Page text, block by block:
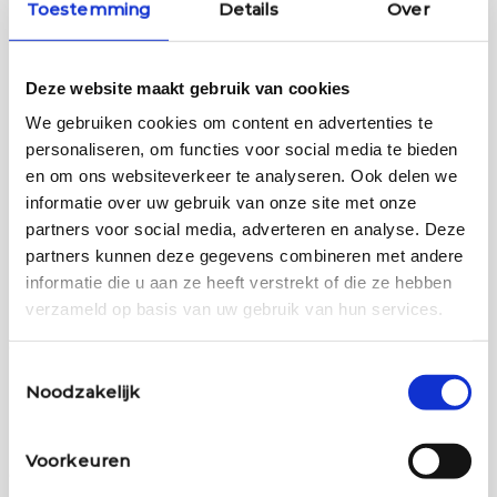
Toestemming Details Over
Deze website maakt gebruik van cookies
We gebruiken cookies om content en advertenties te
personaliseren, om functies voor social media te bieden
en om ons websiteverkeer te analyseren. Ook delen we
informatie over uw gebruik van onze site met onze
partners voor social media, adverteren en analyse. Deze
partners kunnen deze gegevens combineren met andere
informatie die u aan ze heeft verstrekt of die ze hebben
verzameld op basis van uw gebruik van hun services.
Noodzakelijk
Voorkeuren
Heb je eerder een vaginale schimmelinfectie gehad?
1-5 keer
Rook je? *
Ja
Nee
Drink je alcohol?
Ja
Nee
Gebruik je drugs?
Ja
Ben je onlangs, of langer geleden gestopt met roken-,